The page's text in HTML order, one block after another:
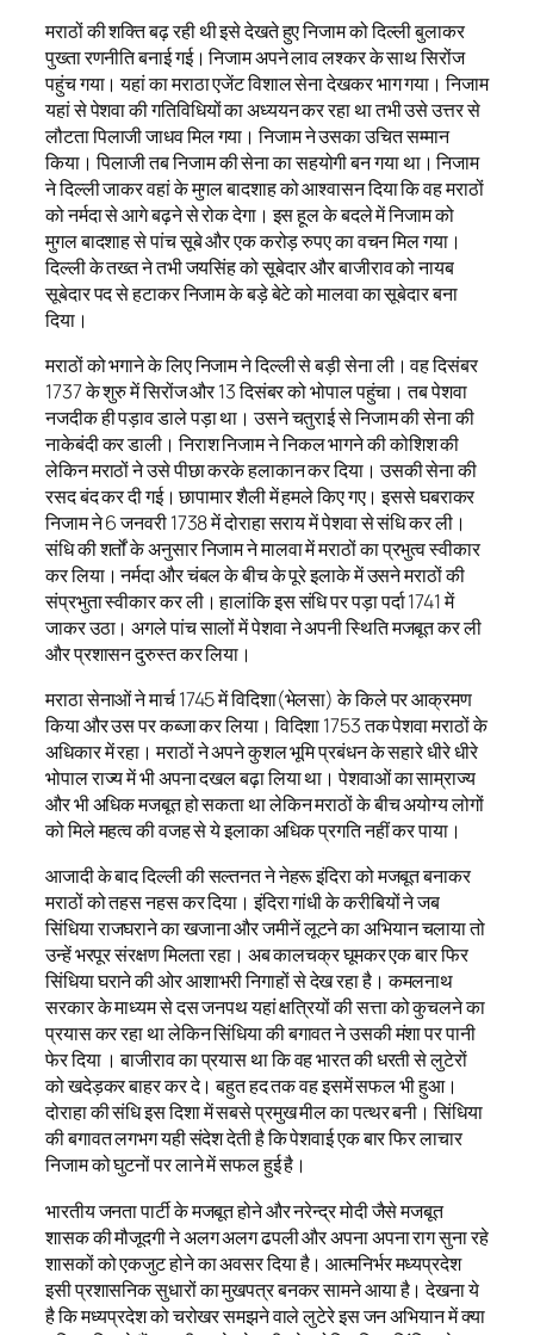
मराठों की शक्ति बढ़ रही थी इसे देखते हुए निजाम को दिल्ली बुलाकर
पुख्ता रणनीति बनाई गई। निजाम अपने लाव लश्कर के साथ सिरोंज
पहुंच गया। यहां का मराठा एजेंट विशाल सेना देखकर भाग गया। निजाम
यहां से पेशवा की गतिविधियों का अध्ययन कर रहा था तभी उसे उत्तर से
लौटता पिलाजी जाधव मिल गया। निजाम ने उसका उचित सम्मान
किया। पिलाजी तब निजाम की सेना का सहयोगी बन गया था। निजाम
ने दिल्ली जाकर वहां के मुगल बादशाह को आश्वासन दिया कि वह मराठों
को नर्मदा से आगे बढ़ने से रोक देगा। इस हूल के बदले में निजाम को
मुगल बादशाह से पांच सूबे और एक करोड़ रुपए का वचन मिल गया।
दिल्ली के तख्त ने तभी जयसिंह को सूबेदार और बाजीराव को नायब
सूबेदार पद से हटाकर निजाम के बड़े बेटे को मालवा का सूबेदार बना
दिया।
मराठों को भगाने के लिए निजाम ने दिल्ली से बड़ी सेना ली। वह दिसंबर
1737 के शुरु में सिरोंज और 13 दिसंबर को भोपाल पहुंचा। तब पेशवा
नजदीक ही पड़ाव डाले पड़ा था। उसने चतुराई से निजाम की सेना की
नाकेबंदी कर डाली। निराश निजाम ने निकल भागने की कोशिश की
लेकिन मराठों ने उसे पीछा करके हलाकान कर दिया। उसकी सेना की
रसद बंद कर दी गई। छापामार शैली में हमले किए गए। इससे घबराकर
निजाम ने 6 जनवरी 1738 में दोराहा सराय में पेशवा से संधि कर ली।
संधि की शर्तों के अनुसार निजाम ने मालवा में मराठों का प्रभुत्व स्वीकार
कर लिया। नर्मदा और चंबल के बीच के पूरे इलाके में उसने मराठों की
संप्रभुता स्वीकार कर ली। हालांकि इस संधि पर पड़ा पर्दा 1741 में
जाकर उठा। अगले पांच सालों में पेशवा ने अपनी स्थिति मजबूत कर ली
और प्रशासन दुरुस्त कर लिया।
मराठा सेनाओं ने मार्च 1745 में विदिशा(भेलसा) के किले पर आक्रमण
किया और उस पर कब्जा कर लिया। विदिशा 1753 तक पेशवा मराठों के
अधिकार में रहा। मराठों ने अपने कुशल भूमि प्रबंधन के सहारे धीरे धीरे
भोपाल राज्य में भी अपना दखल बढ़ा लिया था। पेशवाओं का साम्राज्य
और भी अधिक मजबूत हो सकता था लेकिन मराठों के बीच अयोग्य लोगों
को मिले महत्व की वजह से ये इलाका अधिक प्रगति नहीं कर पाया।
आजादी के बाद दिल्ली की सल्तनत ने नेहरू इंदिरा को मजबूत बनाकर
मराठों को तहस नहस कर दिया। इंदिरा गांधी के करीबियों ने जब
सिंधिया राजघराने का खजाना और जमीनें लूटने का अभियान चलाया तो
उन्हें भरपूर संरक्षण मिलता रहा। अब कालचक्र घूमकर एक बार फिर
सिंधिया घराने की ओर आशाभरी निगाहों से देख रहा है। कमलनाथ
सरकार के माध्यम से दस जनपथ यहां क्षत्रियों की सत्ता को कुचलने का
प्रयास कर रहा था लेकिन सिंधिया की बगावत ने उसकी मंशा पर पानी
फेर दिया । बाजीराव का प्रयास था कि वह भारत की धरती से लुटेरों
को खदेड़कर बाहर कर दे। बहुत हद तक वह इसमें सफल भी हुआ।
दोराहा की संधि इस दिशा में सबसे प्रमुख मील का पत्थर बनी। सिंधिया
की बगावत लगभग यही संदेश देती है कि पेशवाई एक बार फिर लाचार
निजाम को घुटनों पर लाने में सफल हुई है।
भारतीय जनता पार्टी के मजबूत होने और नरेन्द्र मोदी जैसे मजबूत
शासक की मौजूदगी ने अलग अलग ढपली और अपना अपना राग सुना रहे
शासकों को एकजुट होने का अवसर दिया है। आत्मनिर्भर मध्यप्रदेश
इसी प्रशासनिक सुधारों का मुखपत्र बनकर सामने आया है। देखना ये
है कि मध्यप्रदेश को चरोखर समझने वाले लुटेरे इस जन अभियान में क्या